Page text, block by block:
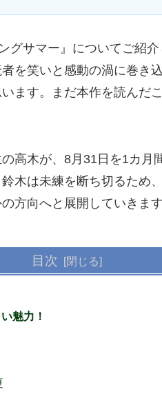
グサマー』についてご紹
を笑いと感動の渦に巻き
ます。まだ本作を読んだ
高木が、8月31日を1カ月
木は未練を断ち切るため
方向へと展開していきます
目次
魅力！